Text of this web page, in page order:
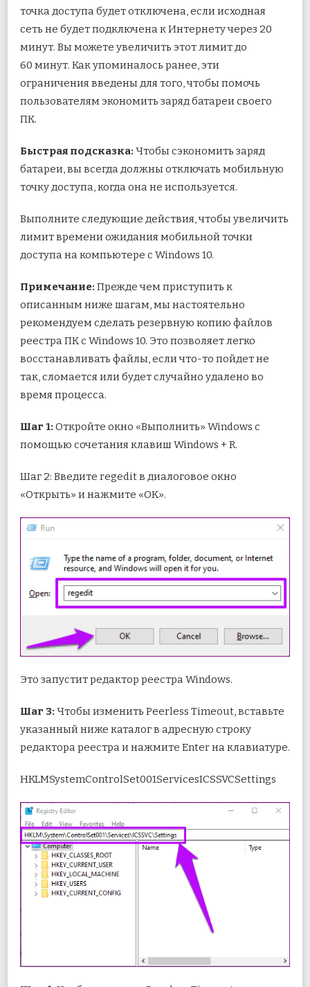
точка доступа будет отключена, если исходная
сеть не будет подключена к Интернету через 20
минут. Вы можете увеличить этот лимит до
60 минут. Как упоминалось ранее, эти
ограничения введены для того, чтобы помочь
пользователям экономить заряд батареи своего
ПК.
Быстрая подсказка: Чтобы сэкономить заряд
батареи, вы всегда должны отключать мобильную
точку доступа, когда она не используется.
Выполните следующие действия, чтобы увеличить
лимит времени ожидания мобильной точки
доступа на компьютере с Windows 10.
Примечание: Прежде чем приступить к
описанным ниже шагам, мы настоятельно
рекомендуем сделать резервную копию файлов
реестра ПК с Windows 10. Это позволяет легко
восстанавливать файлы, если что-то пойдет не
так, сломается или будет случайно удалено во
время процесса.
Шаг 1: Откройте окно «Выполнить» Windows с
помощью сочетания клавиш Windows + R.
Шаг 2: Введите regedit в диалоговое окно
«Открыть» и нажмите «ОК».
Это запустит редактор реестра Windows.
Шаг 3: Чтобы изменить Peerless Timeout, вставьте
указанный ниже каталог в адресную строку
редактора реестра и нажмите Enter на клавиатуре.
HKLMSystemControlSet001ServicesICSSVCSettings